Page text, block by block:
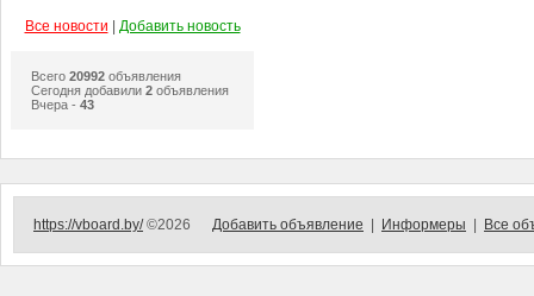
Все новости Добавить новость
Всего 20992 объявления
Сегодня добавили 2 объявления
Вчера - 43
https://vboard.by/©2026 Добавить объявление Информеры Все